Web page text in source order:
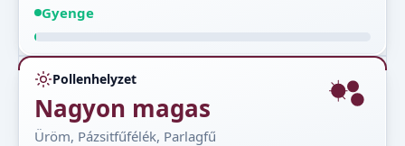
Gyenge
Pollenhelyzet
Nagyon magas
Üröm, Pázsitfűfélék, Parlagfű